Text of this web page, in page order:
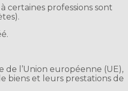
certaines professions sont
de l’Union européenne (UE),
biens et leurs prestations de